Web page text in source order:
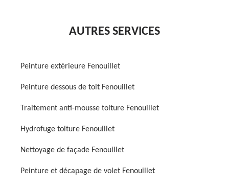
AUTRES SERVICES
Peinture extérieure Fenouillet
Peinture dessous de toit Fenouillet
Traitement anti-mousse toiture Fenouillet
Hydrofuge toiture Fenouillet
Nettoyage de façade Fenouillet
Peinture et décapage de volet Fenouillet